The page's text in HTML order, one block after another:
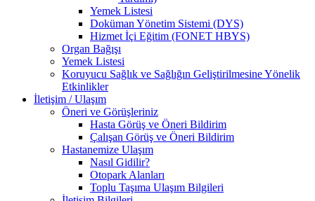
Yemek Listesi
Doküman Yönetim Sistemi (DYS)
Hizmet İçi Eğitim (FONET HBYS)
Organ Bağışı
Yemek Listesi
Koruyucu Sağlık ve Sağlığın Geliştirilmesine Yönelik
Etkinlikler
İletişim / Ulaşım
Öneri ve Görüşleriniz
Hasta Görüş ve Öneri Bildirim
Çalışan Görüş ve Öneri Bildirim
Hastanemize Ulaşım
Nasıl Gidilir?
Otopark Alanları
Toplu Taşıma Ulaşım Bilgileri